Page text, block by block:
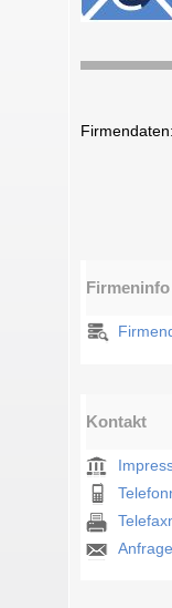
Firmendaten:
Firmeninfo
Kontakt